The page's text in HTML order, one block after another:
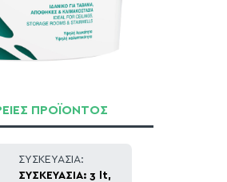
ΠΡΟΪΟΝΤΟΣ
ΣΥΣΚΕΥΑΣΙΑ:
ΣΥΣΚΕΥΑΣΙΑ: 3 lt,